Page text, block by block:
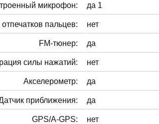
микрофон: да 1
пальцев: нет
FM-тюнер: да
силы нажатий: нет
Акселерометр: да
приближения: да
GPS/A-GPS: нет